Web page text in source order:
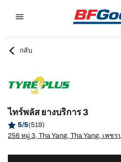
กลับ
ไทร์พลัส ยางบริการ 3
5/5(519)
256 หมู่ 3, Tha Yang, Tha Yang, เพชร